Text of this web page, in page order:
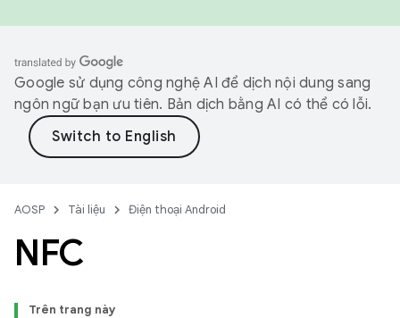
Google sử dụng công nghệ AI để dịch nội dung sang
ngôn ngữ bạn ưu tiên. Bản dịch bằng AI có thể có lỗi.
AOSP Tài liệu Điện thoại Android
NFC
Trên trang này